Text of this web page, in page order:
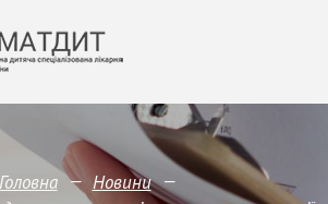
Головна — Новини —